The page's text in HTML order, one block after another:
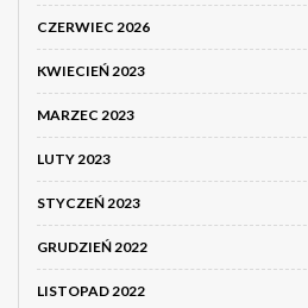
CZERWIEC 2026
KWIECIEŃ 2023
MARZEC 2023
LUTY 2023
STYCZEŃ 2023
GRUDZIEŃ 2022
LISTOPAD 2022